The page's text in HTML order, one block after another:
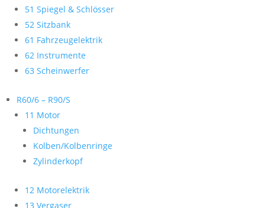
51 Spiegel & Schlösser
52 Sitzbank
61 Fahrzeugelektrik
62 Instrumente
63 Scheinwerfer
R60/6 – R90/S
11 Motor
Dichtungen
Kolben/Kolbenringe
Zylinderkopf
12 Motorelektrik
13 Vergaser